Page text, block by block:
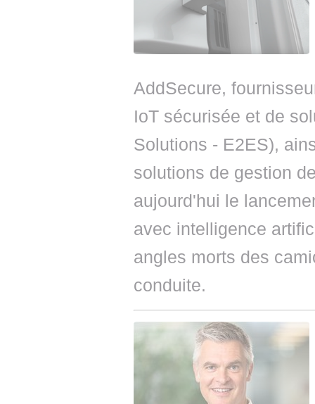
AddSecure,
IoT sécurisée et de
Solutions - E2ES),
solutions de gestion
aujourd'hui le
avec intelligence
angles morts des
conduite.